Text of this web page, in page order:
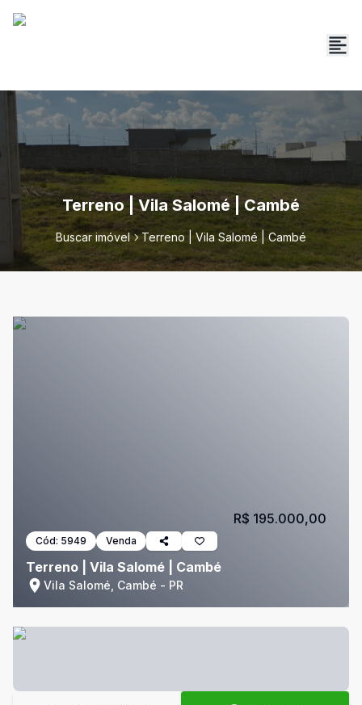
Terreno | Vila Salomé | Cambé
Buscar imóvel Terreno | Vila Salomé | Cambé
Cód: 5949 Venda
Terreno | Vila Salomé | Cambé
Vila Salomé, Cambé - PR
R$ 195.000,00